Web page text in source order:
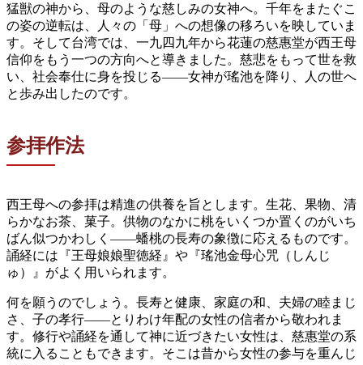
猛獣の神から、母のような慈しみの女神へ。千年をまたぐこ
の姿の逆転は、人々の「母」への想像の移ろいを映していま
す。そして台湾では、一九四九年から花蓮の慈惠堂が西王母
信仰をもう一つの方向へと導きました。慈悲をもって世を救
い、社会奉仕に身を投じる——女神が瑤池を降り、人の世へ
と歩み出したのです。
参拝作法
西王母への参拝は精進の供養を旨とします。生花、果物、清
らかなお茶、菓子。供物のなかに桃をいくつか置くのがいち
ばん似つかわしく——蟠桃の長寿の象徴に応えるものです。
誦経には『王母娘娘聖徳経』や『瑤池金母心咒（しんじ
ゅ）』がよく用いられます。
何を願うのでしょう。長寿と健康、家庭の和、夫婦の睦まじ
さ、子の孝行——とりわけ年配の女性の信者から敬われま
す。修行や誦経を通して神に近づきたい女性は、慈惠堂の系
統に入ることもできます。そこは昔から女性の参与を重んじ